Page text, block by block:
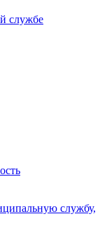
службе
службу,